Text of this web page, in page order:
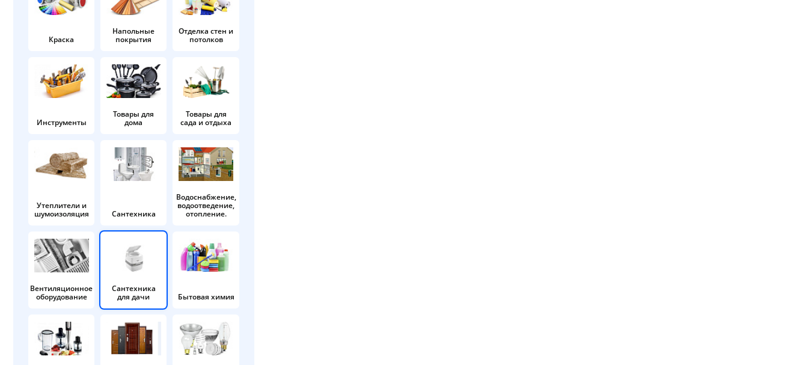
Краска
Напольные
покрытия
Отделка стен и
потолков
Инструменты
Товары для
дома
Товары для
сада и отдыха
Утеплители и
шумоизоляция
Сантехника
Водоснабжение,
водоотведение,
отопление.
Вентиляционное
оборудование
Сантехника
для дачи
Бытовая химия